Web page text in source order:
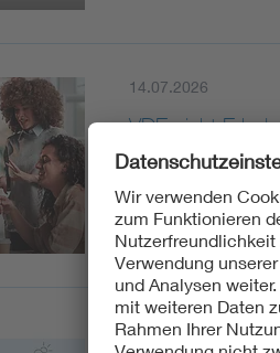
14.07.2026
VDE sieht
Der VDE
13.07.2026